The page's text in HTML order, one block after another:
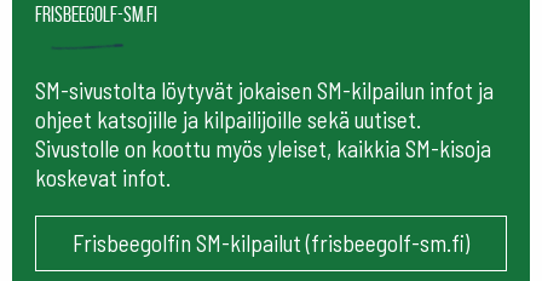
frisbeegolf-sm.fi
SM-sivustolta löytyvät jokaisen SM-kilpailun infot ja
ohjeet katsojille ja kilpailijoille sekä uutiset.
Sivustolle on koottu myös yleiset, kaikkia SM-kisoja
koskevat infot.
Frisbeegolfin SM-kilpailut (frisbeegolf-sm.fi)